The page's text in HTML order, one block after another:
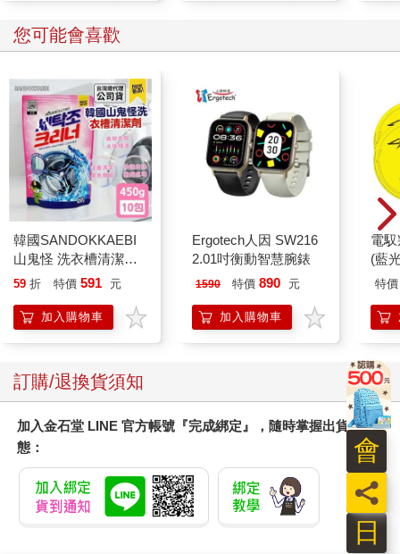
您可能會喜歡
韓國SANDOKKAEBI
山鬼怪 洗衣槽清潔劑
450公克-10包組
59 折 特價 591 元
加入購物車
Ergotech人因 SW216
2.01吋衡動智慧腕錶
1590 特價 890 元
加入購物車
電
(藍
特價
訂購/退換貨須知
加入金石堂 LINE 官方帳號『完成綁定』，隨時掌握出貨動
態：
日
員
會